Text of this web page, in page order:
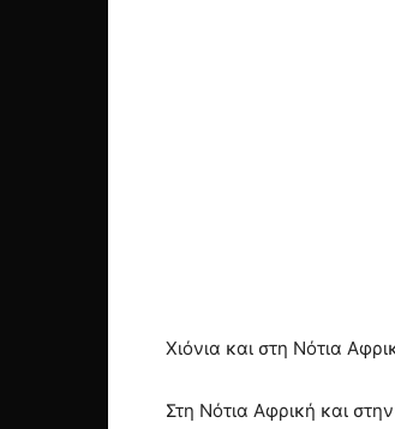
Χιόνια και στη Νότια
Στη Νότια Αφρική και